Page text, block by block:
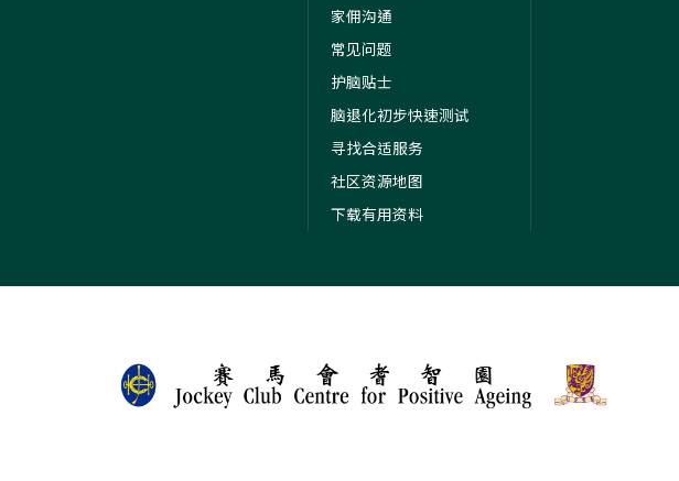
家佣沟通
常见问题
护脑贴士
脑退化初步快速测试
寻找合适服务
社区资源地图
下载有用资料